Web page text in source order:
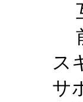
ス
サ